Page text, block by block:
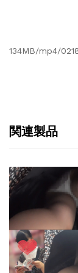
134MB/mp4/
関連製品